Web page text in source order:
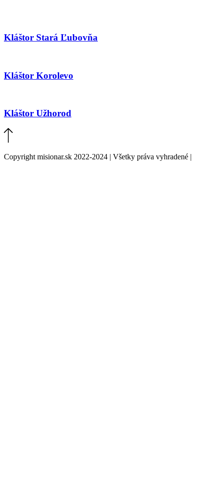
Kláštor Stará Ľubovňa
Kláštor Korolevo
Kláštor Užhorod
Copyright misionar.sk 2022-2024 | Všetky práva vyhradené |